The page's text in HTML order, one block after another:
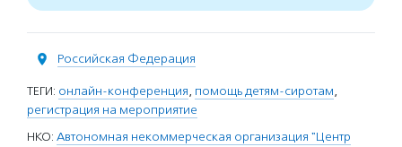
Российская Федерация
ТЕГИ: онлайн-конференция, помощь детям-сиротам,
регистрация на мероприятие
НКО: Автономная некоммерческая организация "Центр